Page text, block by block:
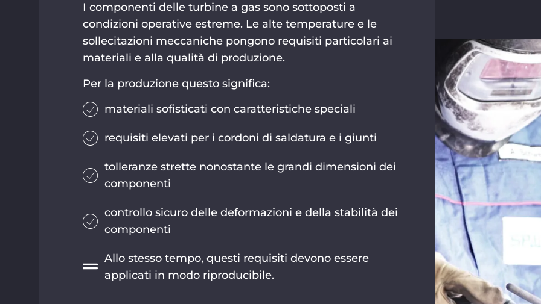
I componenti delle turbine a gas sono sottoposti a
condizioni operative estreme. Le alte temperature e le
sollecitazioni meccaniche pongono requisiti particolari ai
materiali e alla qualità di produzione.
Per la produzione questo significa:
materiali sofisticati con caratteristiche speciali
requisiti elevati per i cordoni di saldatura e i giunti
tolleranze strette nonostante le grandi dimensioni dei
componenti
controllo sicuro delle deformazioni e della stabilità dei
componenti
Allo stesso tempo, questi requisiti devono essere
applicati in modo riproducibile.